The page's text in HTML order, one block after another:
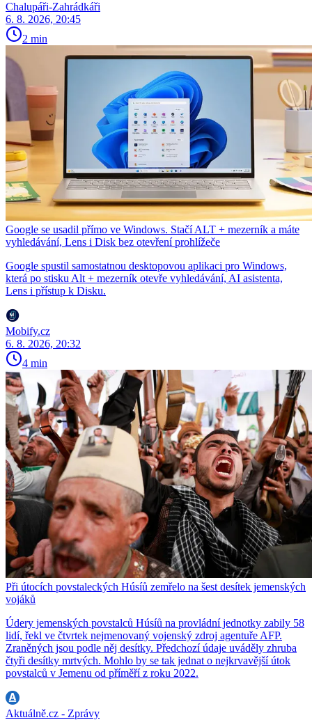
Chalupáři-Zahrádkáři
6. 8. 2026, 20:45
2 min
Google se usadil přímo ve Windows. Stačí ALT + mezerník a máte
vyhledávání, Lens i Disk bez otevření prohlížeče
Google spustil samostatnou desktopovou aplikaci pro Windows,
která po stisku Alt + mezerník otevře vyhledávání, AI asistenta,
Lens i přístup k Disku.
Mobify.cz
6. 8. 2026, 20:32
4 min
Při útocích povstaleckých Húsíů zemřelo na šest desítek jemenských
vojáků
Údery jemenských povstalců Húsíů na provládní jednotky zabily 58
lidí, řekl ve čtvrtek nejmenovaný vojenský zdroj agentuře AFP.
Zraněných jsou podle něj desítky. Předchozí údaje uváděly zhruba
čtyři desítky mrtvých. Mohlo by se tak jednat o nejkrvavější útok
povstalců v Jemenu od příměří z roku 2022.
Aktuálně.cz - Zprávy